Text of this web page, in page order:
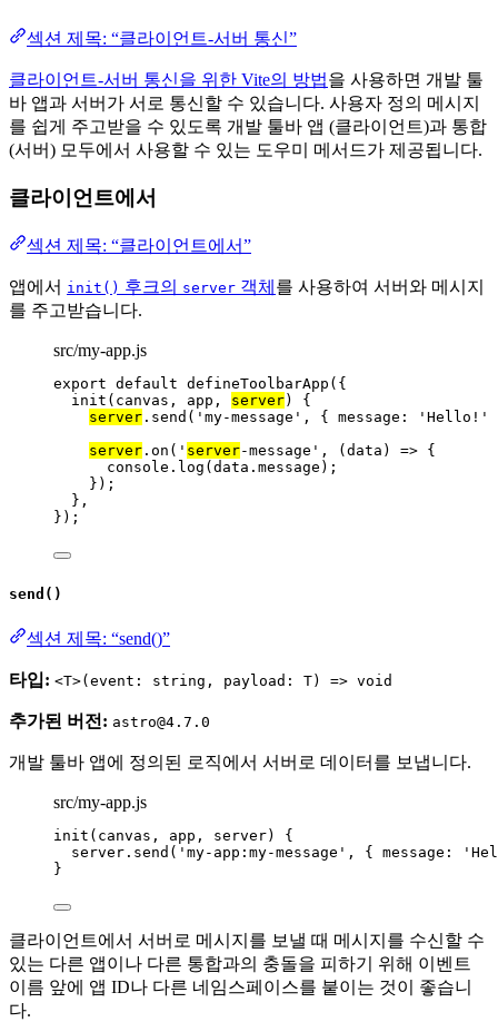
섹션 제목: “클라이언트-서버 통신”
클라이언트-서버 통신을 위한 Vite의 방법을 사용하면 개발 툴
바 앱과 서버가 서로 통신할 수 있습니다. 사용자 정의 메시지
를 쉽게 주고받을 수 있도록 개발 툴바 앱 (클라이언트)과 통합
(서버) 모두에서 사용할 수 있는 도우미 메서드가 제공됩니다.
클라이언트에서
섹션 제목: “클라이언트에서”
앱에서 init() 후크의 server 객체 를 사용하여 서버와 메시지
를 주고받습니다.
src/my-app.js
export default defineToolbarApp ({
init ( canvas , app , server)
{
server . send ( ' my-message ' , { message: ' Hello! '
server . on ( ' server-message ' , (data ) => {
console . log (data . message );
});
},
});
send()
섹션 제목: “send()”
타입: <T>(event: string, payload: T) => void
추가된 버전: astro@4.7.0
개발 툴바 앱에 정의된 로직에서 서버로 데이터를 보냅니다.
src/my-app.js
init (canvas, app, server) {
server . send ( ' my-app:my-message ' , { message: '
}
클라이언트에서 서버로 메시지를 보낼 때 메시지를 수신할 수
있는 다른 앱이나 다른 통합과의 충돌을 피하기 위해 이벤트
이름 앞에 앱 ID나 다른 네임스페이스를 붙이는 것이 좋습니
다.